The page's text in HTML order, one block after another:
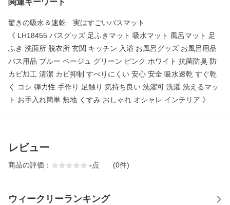
驚きの吸水＆速乾 実はすごいバスマット
《 LH18455 バスグッズ 足ふきマット 吸水マット 風呂マット 足
ふき 洗面所 脱衣所 玄関 キッチン 入浴 お風呂グッズ お風呂用品
バス用品 ブルー ベージュ グリーン ピンク ホワイト 抗菌防臭 防
カビ加工 清潔 カビ抑制 すべりにくい 安心 安全 吸水速乾 すぐ乾
く コシ 弾力性 手作り 足触り 気持ち良い 洗濯可 洗濯 洗えるマッ
ト お手入れ簡単 無地 くすみ おしゃれ オシャレ インテリア 》
レビュー
商品の評価： -点 (0件)
ウィークリーランキング